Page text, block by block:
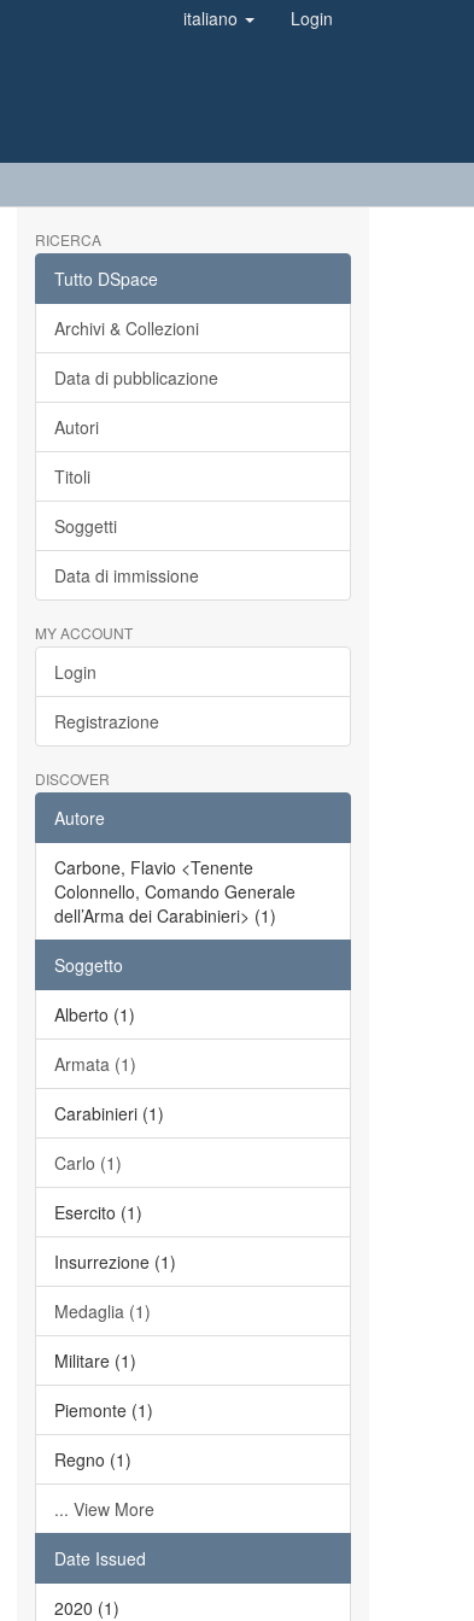
italiano Login
RICERCA
Tutto DSpace
Archivi & Collezioni
Data di pubblicazione
Autori
Titoli
Soggetti
Data di immissione
MY ACCOUNT
Login
Registrazione
DISCOVER
Autore
Carbone, Flavio <Tenente
Colonnello, Comando Generale
dell’Arma dei Carabinieri> (1)
Soggetto
Alberto (1)
Armata (1)
Carabinieri (1)
Carlo (1)
Esercito (1)
Insurrezione (1)
Medaglia (1)
Militare (1)
Piemonte (1)
Regno (1)
... View More
Date Issued
2020 (1)